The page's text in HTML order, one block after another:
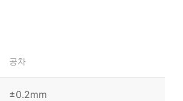
공차
±0.2mm